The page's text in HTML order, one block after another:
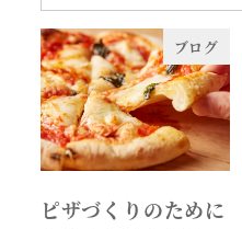
ブログ
ピザづくりのために